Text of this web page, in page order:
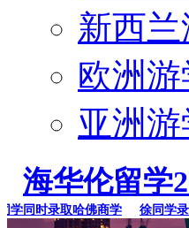
新西
欧洲游
亚洲游
海华伦留学
时录取哈佛商学 徐同学录取